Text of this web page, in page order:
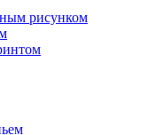
рисунком